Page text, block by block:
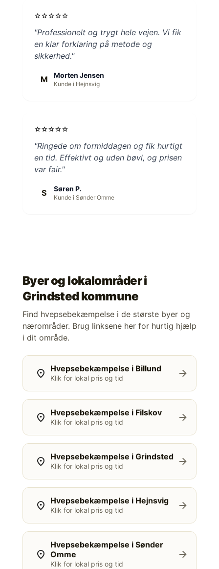
starstarstarstarstar
"Professionelt og trygt hele vejen. Vi fik
en klar forklaring på metode og
sikkerhed."
M Morten Jensen
Kunde i Hejnsvig
starstarstarstarstar
"Ringede om formiddagen og fik hurtigt
en tid. Effektivt og uden bøvl, og prisen
var fair."
S Søren P.
Kunde i Sønder Omme
Byer og lokalområder i
Grindsted kommune
Find hvepsebekæmpelse i de største byer og
nærområder. Brug linksene her for hurtig hjælp
i dit område.
location_on Hvepsebekæmpelse i Billund
Klik for lokal pris og tid arrow_forward
location_on Hvepsebekæmpelse i Filskov
Klik for lokal pris og tid arrow_forward
location_on Hvepsebekæmpelse i Grindsted
Klik for lokal pris og tid arrow_forward
location_on Hvepsebekæmpelse i Hejnsvig
Klik for lokal pris og tid arrow_forward
location_on
Hvepsebekæmpelse i Sønder
Omme
Klik for lokal pris og tid
arrow_forward